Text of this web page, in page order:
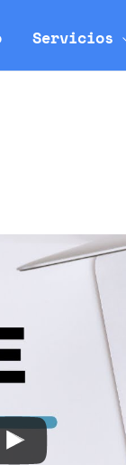
Servicios